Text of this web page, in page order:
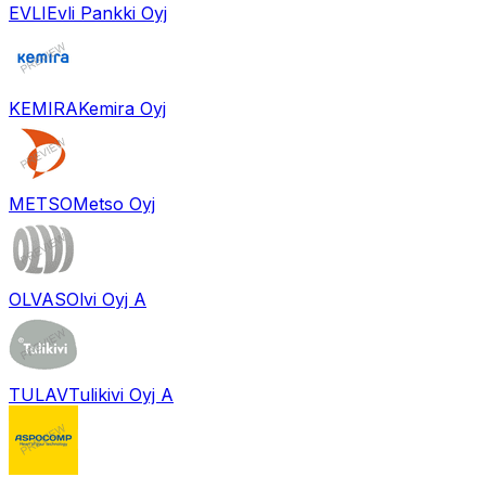
EVLIEvli Pankki Oyj
KEMIRAKemira Oyj
METSOMetso Oyj
OLVASOlvi Oyj A
TULAVTulikivi Oyj A